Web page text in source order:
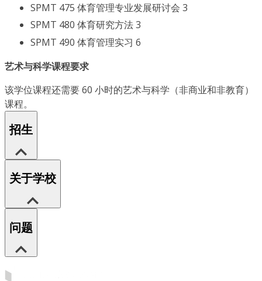
SPMT 475 体育管理专业发展研讨会 3
SPMT 480 体育研究方法 3
SPMT 490 体育管理实习 6
艺术与科学课程要求
该学位课程还需要 60 小时的艺术与科学（非商业和非教育）
课程。
招生
关于学校
问题